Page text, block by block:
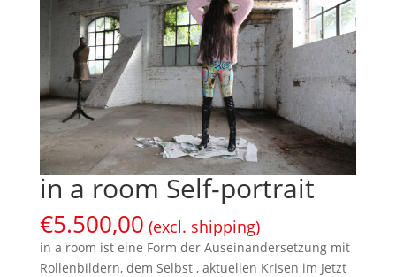
in a room Self-portrait
€5.500,00 (excl. shipping)
in a room ist eine Form der Auseinandersetzung mit
Rollenbildern, dem Selbst , aktuellen Krisen im Jetzt